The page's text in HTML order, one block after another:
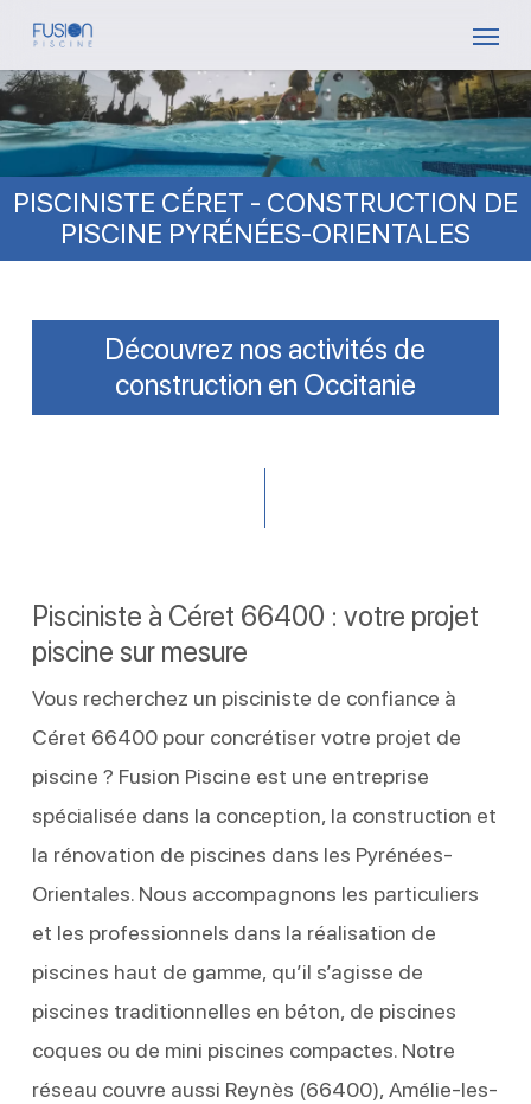
Skip
main
content
PISCINISTE CÉRET - CONSTRUCTION DE
PISCINE PYRÉNÉES-ORIENTALES
Découvrez nos activités de
construction en Occitanie
Pisciniste à Céret 66400 : votre projet
piscine sur mesure
Vous recherchez un pisciniste de confiance à
Céret 66400 pour concrétiser votre projet de
piscine ? Fusion Piscine est une entreprise
spécialisée dans la conception, la construction et
la rénovation de piscines dans les Pyrénées-
Orientales. Nous accompagnons les particuliers
et les professionnels dans la réalisation de
piscines haut de gamme, qu’il s’agisse de
piscines traditionnelles en béton, de piscines
coques ou de mini piscines compactes. Notre
réseau couvre aussi Reynès (66400), Amélie-les-